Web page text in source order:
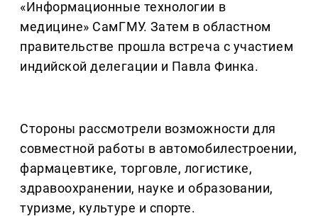
«Информационные технологии в
медицине» СамГМУ. Затем в областном
правительстве прошла встреча с участием
индийской делегации и Павла Финка.
Стороны рассмотрели возможности для
совместной работы в автомобилестроении,
фармацевтике, торговле, логистике,
здравоохранении, науке и образовании,
туризме, культуре и спорте.